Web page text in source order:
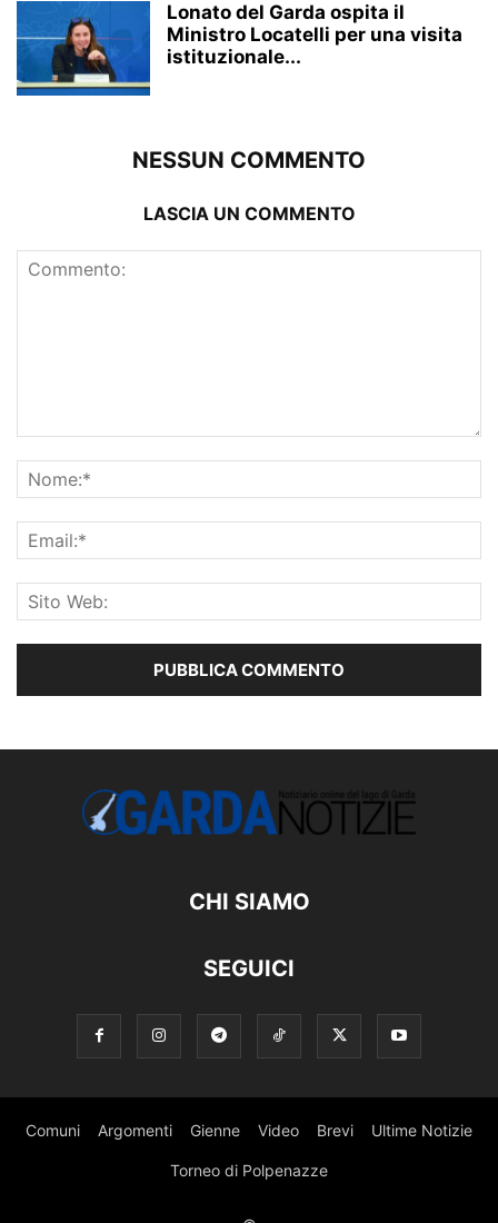
Lonato del Garda ospita il
Ministro Locatelli per una visita
istituzionale...
NESSUN COMMENTO
LASCIA UN COMMENTO
CHI SIAMO
SEGUICI
Comuni Argomenti Gienne Video Brevi Ultime Notizie
Torneo di Polpenazze